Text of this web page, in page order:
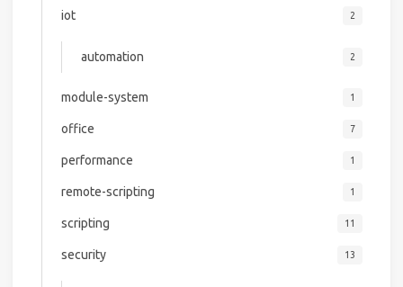
iot 2
automation 2
module-system 1
office 7
performance 1
remote-scripting 1
scripting 11
security 13